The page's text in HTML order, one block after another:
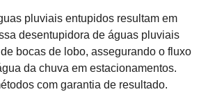
pluviais entupidos resultam em
desentupidora de águas pluviais
bocas de lobo, assegurando o fluxo
da chuva em estacionamentos.
com garantia de resultado.